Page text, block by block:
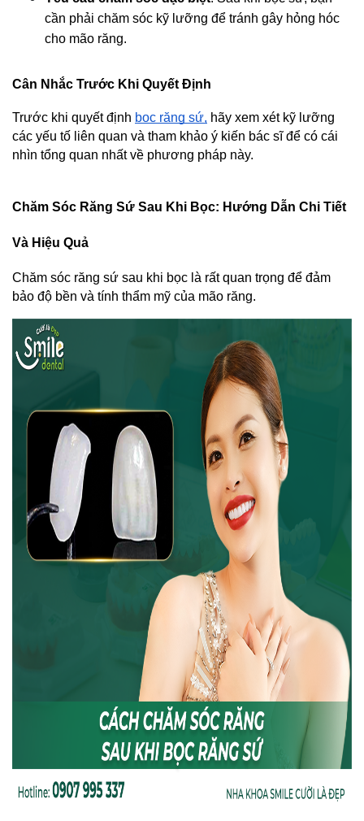
cần phải chăm sóc kỹ lưỡng để tránh gây hỏng hóc
cho mão răng.
Cân Nhắc Trước Khi Quyết Định
Trước khi quyết định bọc răng sứ, hãy xem xét kỹ lưỡng
các yếu tố liên quan và tham khảo ý kiến bác sĩ để có cái
nhìn tổng quan nhất về phương pháp này.
Chăm Sóc Răng Sứ Sau Khi Bọc: Hướng Dẫn Chi Tiết
Và Hiệu Quả
Chăm sóc răng sứ sau khi bọc là rất quan trọng để đảm
bảo độ bền và tính thẩm mỹ của mão răng.